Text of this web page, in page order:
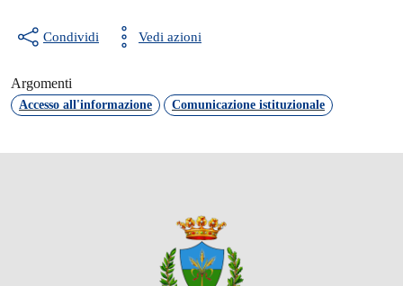
Condividi Vedi azioni
Argomenti
Accesso all'informazione Comunicazione istituzionale